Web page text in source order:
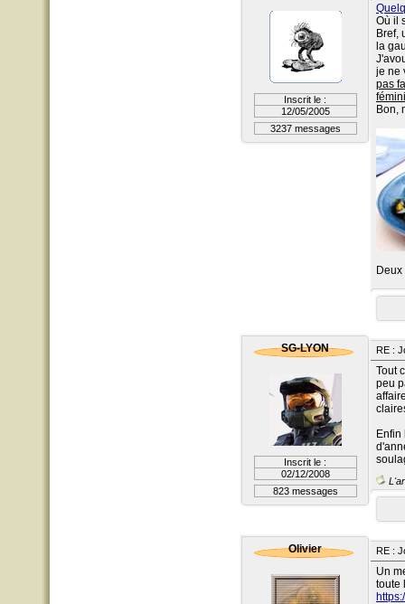
Inscrit le :
12/05/2005
3237 messages
Où il
Bref,
la
je ne
pas
Bon,
Deux
SG-LYON
Inscrit le :
02/12/2008
823 messages
RE :
Tout
peu
Olivier RE :
Un
toute